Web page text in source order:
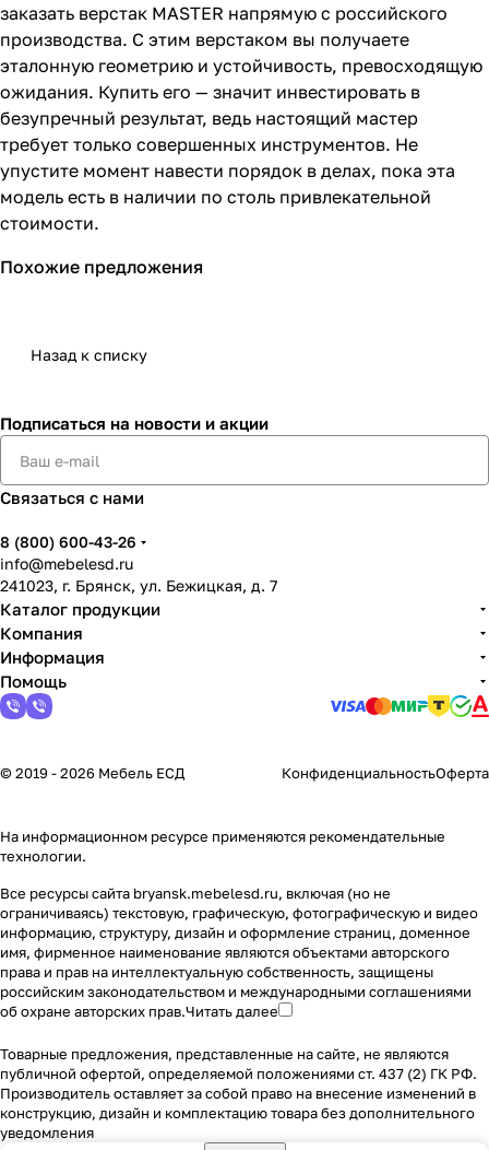
заказать верстак MASTER напрямую с российского
производства. С этим верстаком вы получаете
эталонную геометрию и устойчивость, превосходящую
ожидания. Купить его — значит инвестировать в
безупречный результат, ведь настоящий мастер
требует только совершенных инструментов. Не
упустите момент навести порядок в делах, пока эта
модель есть в наличии по столь привлекательной
стоимости.
Похожие предложения
Назад к списку
Подписаться на новости и акции
Связаться с нами
8 (800) 600-43-26
info@mebelesd.ru
241023, г. Брянск, ул. Бежицкая, д. 7
Каталог продукции
Компания
Информация
Помощь
© 2019 - 2026 Мебель ЕСД КонфиденциальностьОферта
На информационном ресурсе применяются рекомендательные
технологии.
Все ресурсы сайта bryansk.mebelesd.ru, включая (но не
ограничиваясь) текстовую, графическую, фотографическую и видео
информацию, структуру, дизайн и оформление страниц, доменное
имя, фирменное наименование являются объектами авторского
права и прав на интеллектуальную собственность, защищены
российским законодательством и международными соглашениями
об охране авторских прав.Читать далее
Товарные предложения, представленные на сайте, не являются
публичной офертой, определяемой положениями ст. 437 (2) ГК РФ.
Производитель оставляет за собой право на внесение изменений в
конструкцию, дизайн и комплектацию товара без дополнительного
уведомления